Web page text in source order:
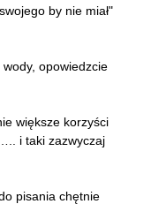
by nie miał"
opowiedzcie
większe korzyści
i taki zazwyczaj
pisania chętnie